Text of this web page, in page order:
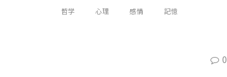
哲学 心理 感情 記憶